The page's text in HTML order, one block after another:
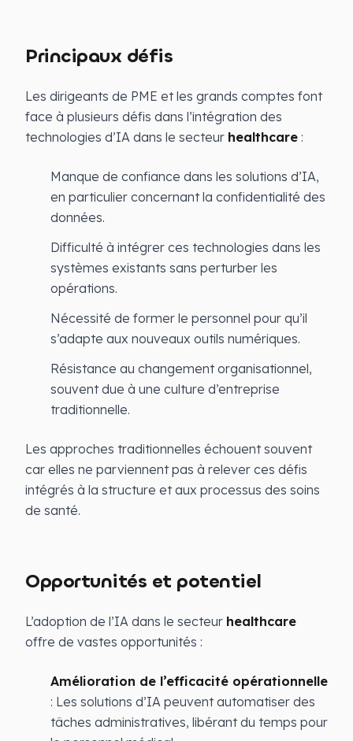
Principaux défis
Les dirigeants de PME et les grands comptes font
face à plusieurs défis dans l’intégration des
technologies d’IA dans le secteur healthcare :
Manque de confiance dans les solutions d’IA,
en particulier concernant la confidentialité des
données.
Difficulté à intégrer ces technologies dans les
systèmes existants sans perturber les
opérations.
Nécessité de former le personnel pour qu’il
s’adapte aux nouveaux outils numériques.
Résistance au changement organisationnel,
souvent due à une culture d’entreprise
traditionnelle.
Les approches traditionnelles échouent souvent
car elles ne parviennent pas à relever ces défis
intégrés à la structure et aux processus des soins
de santé.
Opportunités et potentiel
L’adoption de l’IA dans le secteur healthcare
offre de vastes opportunités :
Amélioration de l’efficacité opérationnelle
: Les solutions d’IA peuvent automatiser des
tâches administratives, libérant du temps pour